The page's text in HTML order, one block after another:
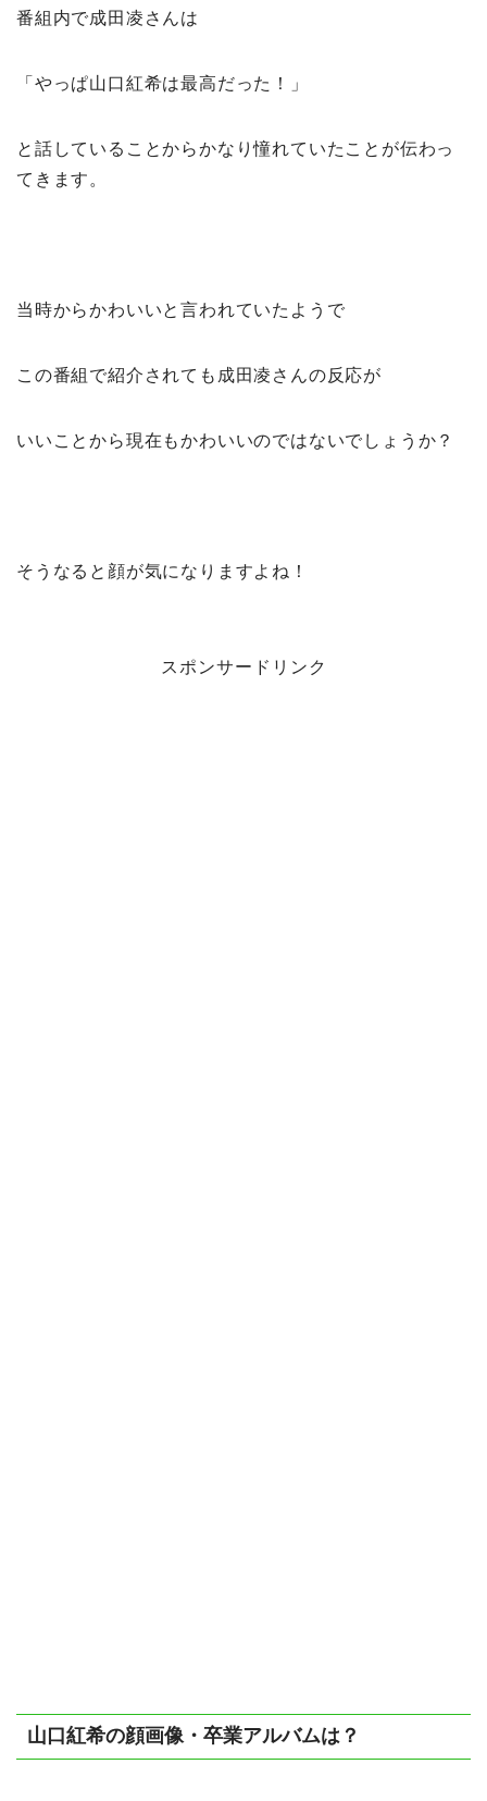
番組内で成田凌さんは
「やっぱ山口紅希は最高だった！」
と話していることからかなり憧れていたことが伝わっ
てきます。
当時からかわいいと言われていたようで
この番組で紹介されても成田凌さんの反応が
いいことから現在もかわいいのではないでしょうか？
そうなると顔が気になりますよね！
スポンサードリンク
山口紅希の顔画像・卒業アルバムは？